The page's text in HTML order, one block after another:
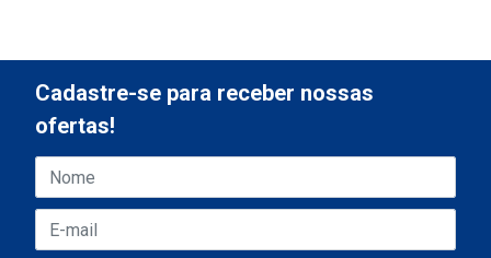
Cadastre-se para receber nossas
ofertas!